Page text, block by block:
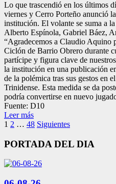
Lo que trascendió en los últimos
viernes y Cerro Porteño anunció
institución. El volante se suma a
Alberto Espínola, Gabriel Báez,
“Agradecemos a Claudio Aquino
Ciclón de Barrio Obrero durante
partícipe y figura clave de
la institución en una publicación
de la polémica tras sus gestos en
Trinidense. Esta medida se da
podría convertirse en nuevo
Fuente: D10
Leer más
Paginación
de
1 2 … 48 Siguientes
PORTADA DEL DIA